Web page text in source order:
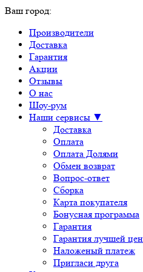
Ваш город:
Производители
Доставка
Гарантия
Акции
Отзывы
О нас
Шоу-рум
Наши сервисы ▼
Доставка
Оплата
Оплата Долями
Обмен возврат
Вопрос-ответ
Сборка
Карта покупателя
Бонусная программа
Гарантия
Гарантия лучшей
Наложеный платеж
Пригласи друга